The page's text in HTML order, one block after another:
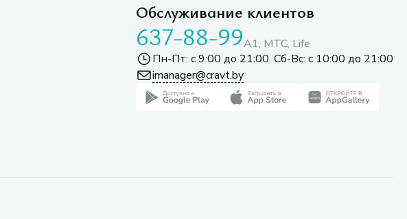
Обслуживание клиентов
637-88-99A1, МТС, Life
Пн-Пт: с 9:00 до 21:00. Сб-Вс: с 10:00 до 21:00
imanager@cravt.by